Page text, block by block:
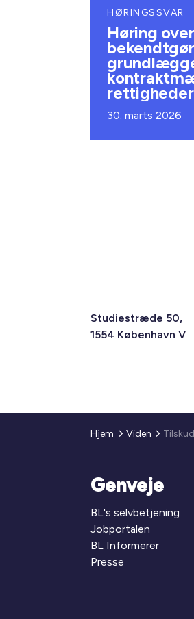
HØRINGSSVAR
Høring
køleområdet
30. marts 2026
Studiestræde 50,
1554 København V
Hjem Viden
Genveje
BL's selvbetjening
Jobportalen
BL Informerer
Presse